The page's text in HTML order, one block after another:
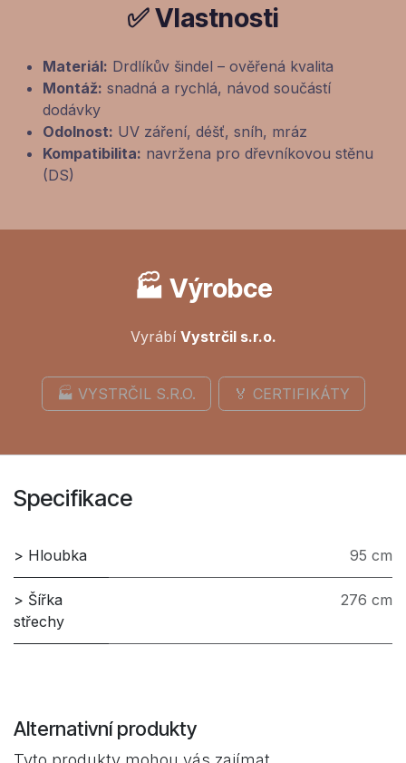
✅ Vlastnosti
Materiál: Drdlíkův šindel – ověřená kvalita
Montáž: snadná a rychlá, návod součástí
dodávky
Odolnost: UV záření, déšť, sníh, mráz
Kompatibilita: navržena pro dřevníkovou stěnu
(DS)
🏭 Výrobce
Vyrábí Vystrčil s.r.o.
🏭 VYSTRČIL S.R.O. 🏅 CERTIFIKÁTY
Specifikace
> Hloubka 95 cm
> Šířka
střechy
276 cm
Alternativní produkty